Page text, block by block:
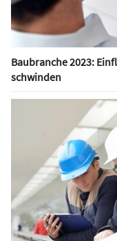
Baubranche 2023:
schwinden